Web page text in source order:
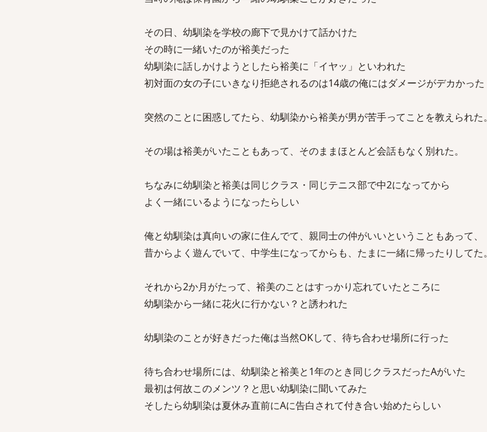
その日、幼馴染を学校の廊下で見かけて話かけた
その時に一緒いたのが裕美だった
幼馴染に話しかけようとしたら裕美に「イヤッ」といわれた
初対面の女の子にいきなり拒絶されるのは14歳の俺にはダメージがデカかった
突然のことに困惑してたら、幼馴染から裕美が男が苦手ってことを教えられた。
その場は裕美がいたこともあって、そのままほとんど会話もなく別れた。
ちなみに幼馴染と裕美は同じクラス・同じテニス部で中2になってから
よく一緒にいるようになったらしい
俺と幼馴染は真向いの家に住んでて、親同士の仲がいいということもあって、
昔からよく遊んでいて、中学生になってからも、たまに一緒に帰ったりしてた。
それから2か月がたって、裕美のことはすっかり忘れていたところに
幼馴染から一緒に花火に行かない？と誘われた
幼馴染のことが好きだった俺は当然OKして、待ち合わせ場所に行った
待ち合わせ場所には、幼馴染と裕美と1年のとき同じクラスだったAがいた
最初は何故このメンツ？と思い幼馴染に聞いてみた
そしたら幼馴染は夏休み直前にAに告白されて付き合い始めたらしい